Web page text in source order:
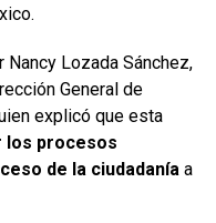
Nancy Lozada Sánchez,
General de
explicó que esta
los procesos
de la ciudadanía a